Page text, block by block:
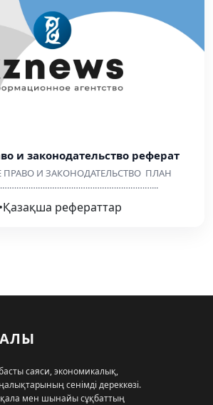
и законодательство реферат
ПРАВО И ЗАКОНОДАТЕЛЬСТВО ПЛАН
•Қазақша рефераттар
басты саяси, экономикалық,
сенімді дереккөзі.
мен шынайы сұқбаттың